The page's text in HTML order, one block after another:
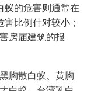
蚁的危害则通常在
比例什对较小；
房届建筑的报
胸散白蚁、黄胸